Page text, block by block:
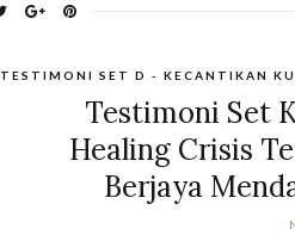
TESTIMONI SET D - KECANTIKAN
Testimoni Set
Healing Crisis
Berjaya